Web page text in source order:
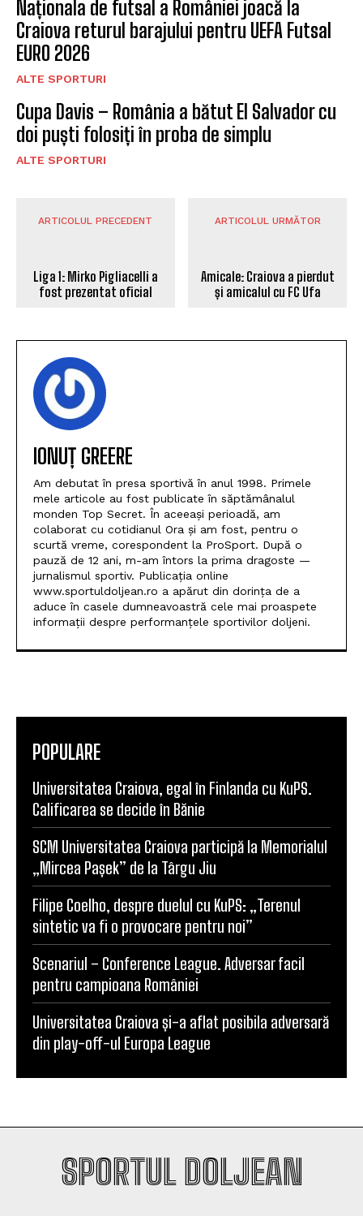
Naționala de futsal a României joacă la
Craiova returul barajului pentru UEFA Futsal
EURO 2026
ALTE SPORTURI
Cupa Davis – România a bătut El Salvador cu
doi puști folosiți în proba de simplu
ALTE SPORTURI
ARTICOLUL PRECEDENT
Liga 1: Mirko Pigliacelli a
ARTICOLUL URMĂTOR
IONUȚ GREERE
Am debutat în presa sportivă în anul 1998. Primele
mele articole au fost publicate în săptămânalul
monden Top Secret. În aceeași perioadă, am
colaborat cu cotidianul Ora și am fost, pentru o
scurtă vreme, corespondent la ProSport. După o
pauză de 12 ani, m-am întors la prima dragoste —
jurnalismul sportiv. Publicația online
www.sportuldoljean.ro a apărut din dorința de a
informații despre performanțele sportivilor doljeni.
POPULARE
Universitatea Craiova, egal în Finlanda cu KuPS.
Calificarea se decide în Bănie
SCM Universitatea Craiova participă la Memorialul
„Mircea Pașek” de la Târgu Jiu
Filipe Coelho, despre duelul cu KuPS: „Terenul
sintetic va fi o provocare pentru noi”
Scenariul – Conference League. Adversar facil
pentru campioana României
Universitatea Craiova și-a aflat posibila adversară
din play-off-ul Europa League